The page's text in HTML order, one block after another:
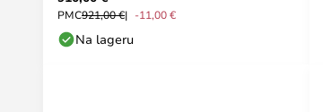
PMC921,00 € -11,00 €
Na lageru